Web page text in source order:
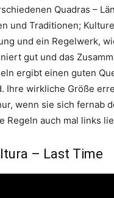
Quadras –
und Traditionen;
und ein Regelwerk,
gut und das
ergibt einen guten
Ihre wirkliche Größe
wenn sie sich fernab
Regeln auch mal links
– Last Time